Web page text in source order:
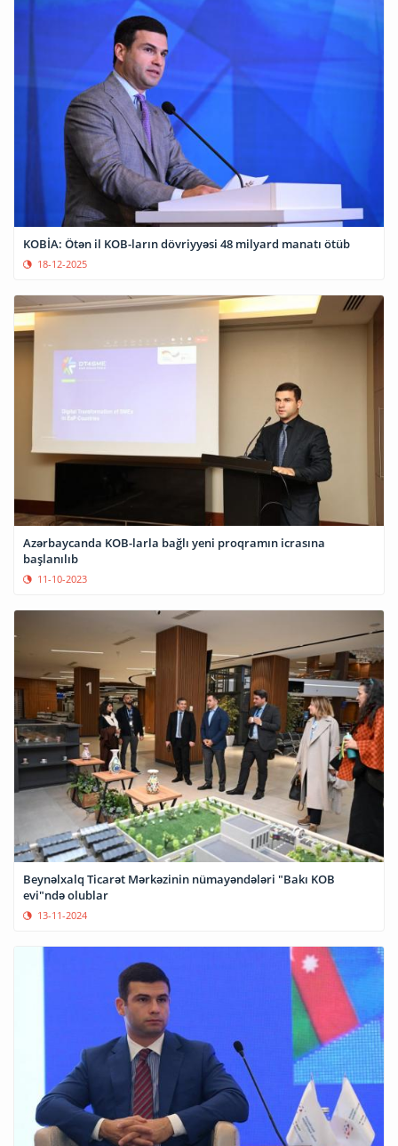
KOBİA: Ötən il KOB-ların dövriyyəsi 48 milyard manatı ötüb
18-12-2025
Azərbaycanda KOB-larla bağlı yeni proqramın icrasına
başlanılıb
11-10-2023
Beynəlxalq Ticarət Mərkəzinin nümayəndələri "Bakı KOB
evi"ndə olublar
13-11-2024